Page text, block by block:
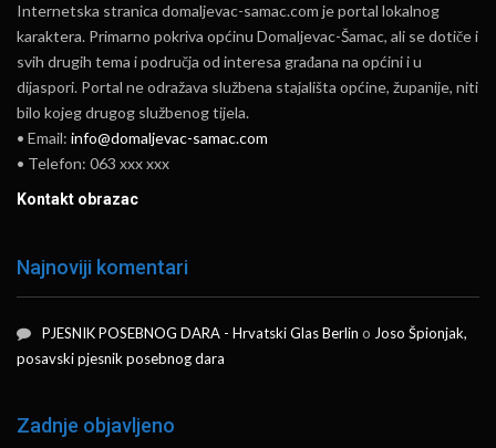
Internetska stranica domaljevac-samac.com je portal lokalnog
karaktera. Primarno pokriva općinu Domaljevac-Šamac, ali se dotiče i
svih drugih tema i područja od interesa građana na općini i u
dijaspori. Portal ne odražava službena stajališta općine, županije, niti
bilo kojeg drugog službenog tijela.
• Email: info@domaljevac-samac.com
• Telefon: 063 xxx xxx
Kontakt obrazac
Najnoviji komentari
PJESNIK POSEBNOG DARA - Hrvatski Glas Berlin o Joso Špionjak,
posavski pjesnik posebnog dara
Zadnje objavljeno